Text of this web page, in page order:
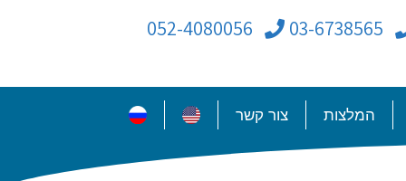
03-6738565
052-4080056
המלצות צור קשר